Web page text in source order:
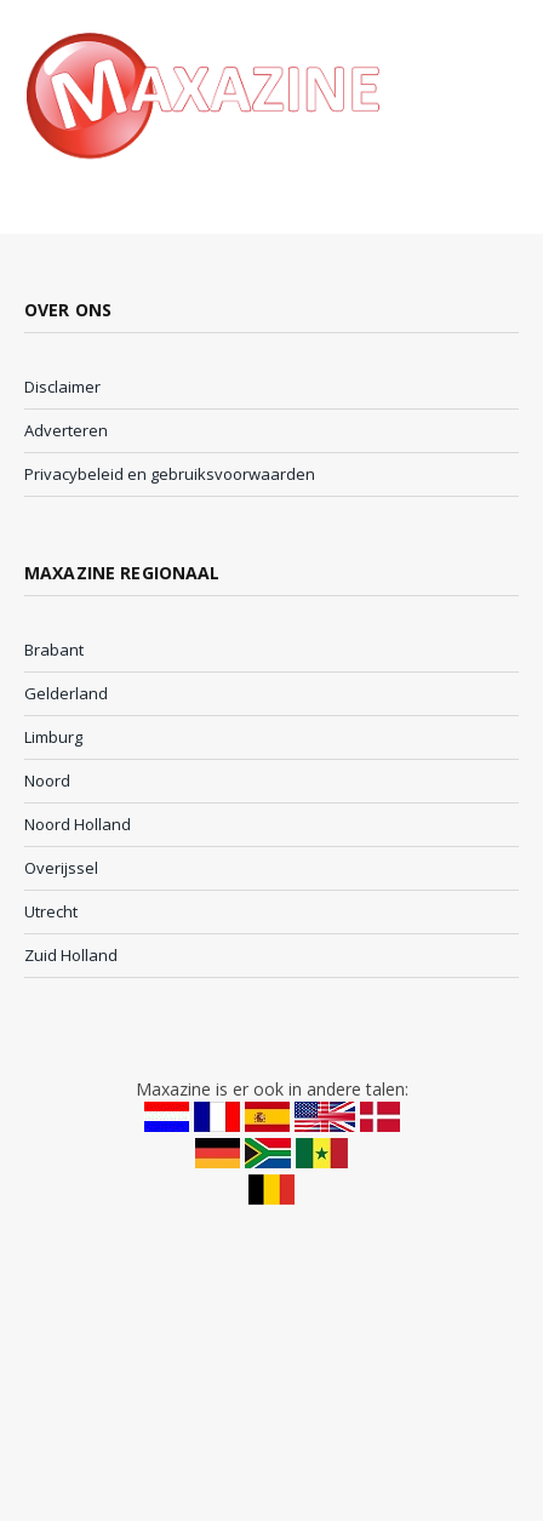
OVER ONS
Disclaimer
Adverteren
Privacybeleid en gebruiksvoorwaarden
MAXAZINE REGIONAAL
Brabant
Gelderland
Limburg
Noord
Noord Holland
Overijssel
Utrecht
Zuid Holland
Maxazine is er ook in andere talen: